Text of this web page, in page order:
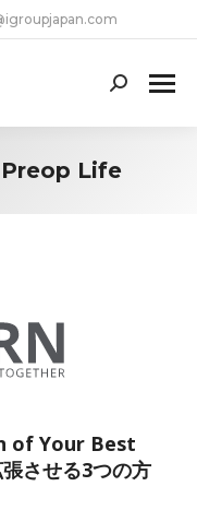
Search:
Life
of Your Best
させる3つの方